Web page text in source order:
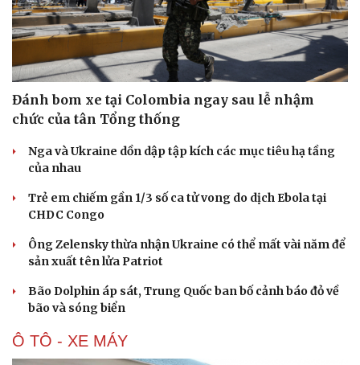
Sức khỏe
Cây thuốc
Sản phụ khoa
Nam khoa
Làm đẹp - giảm cân
Đời sống
Blog
Đánh bom xe tại Colombia ngay sau lễ nhậm
chức của tân Tổng thống
Nga và Ukraine dồn dập tập kích các mục tiêu hạ tầng
của nhau
Trẻ em chiếm gần 1/3 số ca tử vong do dịch Ebola tại
CHDC Congo
Ông Zelensky thừa nhận Ukraine có thể mất vài năm để
sản xuất tên lửa Patriot
Bão Dolphin áp sát, Trung Quốc ban bố cảnh báo đỏ về
bão và sóng biển
Ô TÔ - XE MÁY